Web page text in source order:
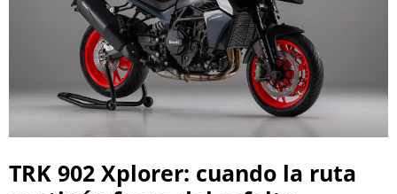
TRK 902 Xplorer: cuando la ruta